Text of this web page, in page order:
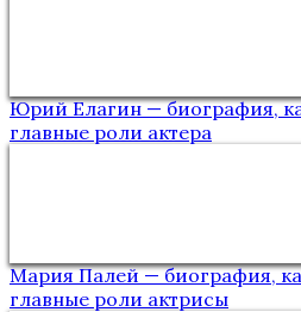
Юрий Елагин — биография,
главные роли актера
Мария Палей — биография,
главные роли актрисы